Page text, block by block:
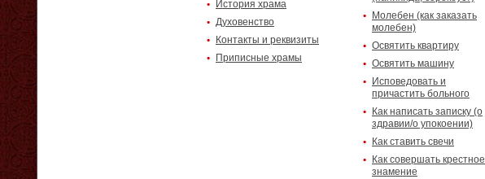
История храма
Духовенство
Контакты и реквизиты
Приписные храмы
Молебен (как заказать
молебен)
Освятить квартиру
Освятить машину
Исповедовать и
причастить больного
Как написать записку (о
здравии/о упокоении)
Как ставить свечи
Как совершать крестное
знамение